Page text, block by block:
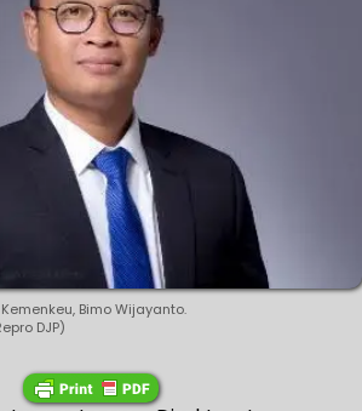
Bimo Wijayanto.
DJP)